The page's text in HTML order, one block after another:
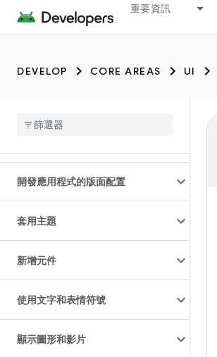
重要資訊
DEVELOP CORE AREAS UI
開發應用程式的版面配置
套用主題
新增元件
使用文字和表情符號
顯示圖形和影片